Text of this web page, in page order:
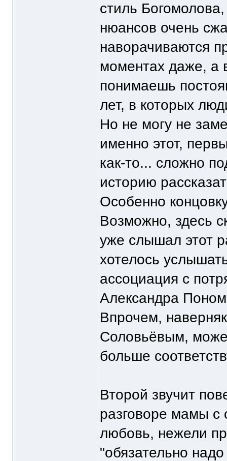
стиль
нюансов очень
наворачиваются
моментах даже, а
понимаешь
лет, в которых
Но не могу не
именно этот,
как-то... сложно
историю
Особенно
Возможно, здесь
уже слышал этот
хотелось
ассоциация с
Александра
Впрочем,
Соловьёвым,
больше
Второй звучит
разговоре мамы с
любовь, нежели
"обязательно